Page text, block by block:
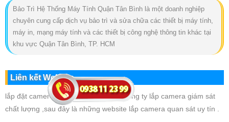
Bảo Trì Hệ Thống Máy Tính Quận Tân Bình là một doanh nghiệp
chuyên cung cấp dịch vụ bảo trì và sửa chữa các thiết bị máy tính,
máy in, mạng máy tính và các thiết bị công nghệ thông tin khác tại
khu vực Quận Tân Bình, TP. HCM
Liên kết Website
lắp đặt camera giám sát giá rẻ chọn công ty lắp camera giám sát
chất lượng ,sau đây là những website lắp camera quan sát uy tín .